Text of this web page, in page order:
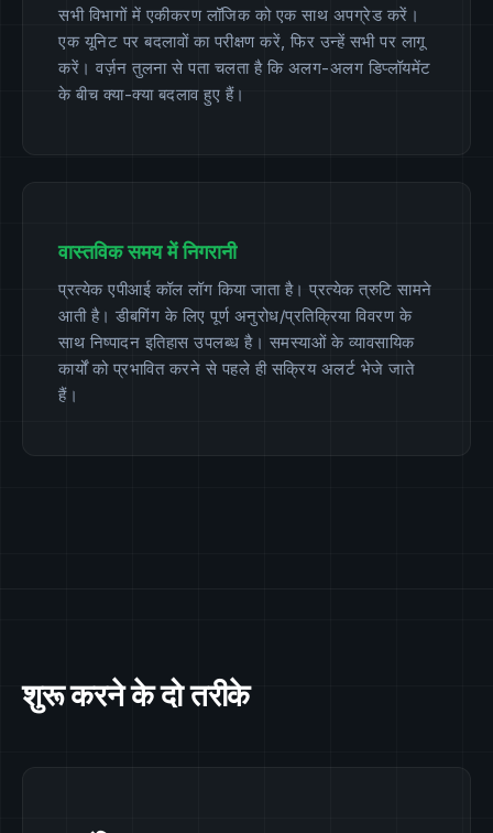
सभी विभागों में एकीकरण लॉजिक को एक साथ अपग्रेड करें।
एक यूनिट पर बदलावों का परीक्षण करें, फिर उन्हें सभी पर लागू
करें। वर्ज़न तुलना से पता चलता है कि अलग-अलग डिप्लॉयमेंट
के बीच क्या-क्या बदलाव हुए हैं।
वास्तविक समय में निगरानी
प्रत्येक एपीआई कॉल लॉग किया जाता है। प्रत्येक त्रुटि सामने
आती है। डीबगिंग के लिए पूर्ण अनुरोध/प्रतिक्रिया विवरण के
साथ निष्पादन इतिहास उपलब्ध है। समस्याओं के व्यावसायिक
कार्यों को प्रभावित करने से पहले ही सक्रिय अलर्ट भेजे जाते
हैं।
शुरू करने के दो तरीके